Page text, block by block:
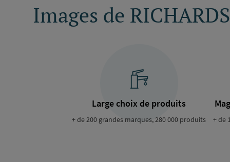
Images de
Large choix de produits
+ de 200 grandes marques, 280 000 produits + de